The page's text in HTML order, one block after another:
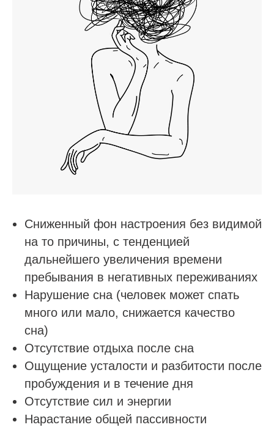
Сниженный фон настроения без видимой
на то причины, с тенденцией
дальнейшего увеличения времени
пребывания в негативных переживаниях
Нарушение сна (человек может спать
много или мало, снижается качество
сна)
Отсутствие отдыха после сна
Ощущение усталости и разбитости после
пробуждения и в течение дня
Отсутствие сил и энергии
Нарастание общей пассивности